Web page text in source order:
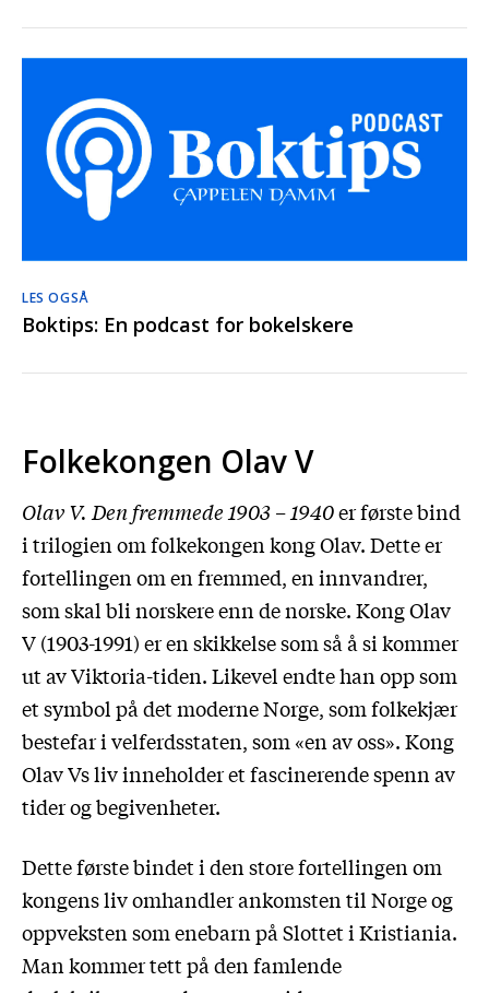
LES OGSÅ
Boktips: En podcast for bokelskere
Folkekongen Olav V
Olav V. Den fremmede 1903 – 1940er første bind
i trilogien om folkekongen kong Olav. Dette er
fortellingen om en fremmed, en innvandrer,
som skal bli norskere enn de norske. Kong Olav
V (1903-1991) er en skikkelse som så å si kommer
ut av Viktoria-tiden. Likevel endte han opp som
et symbol på det moderne Norge, som folkekjær
bestefar i velferdsstaten, som «en av oss». Kong
Olav Vs liv inneholder et fascinerende spenn av
tider og begivenheter.
Dette første bindet i den store fortellingen om
kongens liv omhandler ankomsten til Norge og
oppveksten som enebarn på Slottet i Kristiania.
Man kommer tett på den famlende